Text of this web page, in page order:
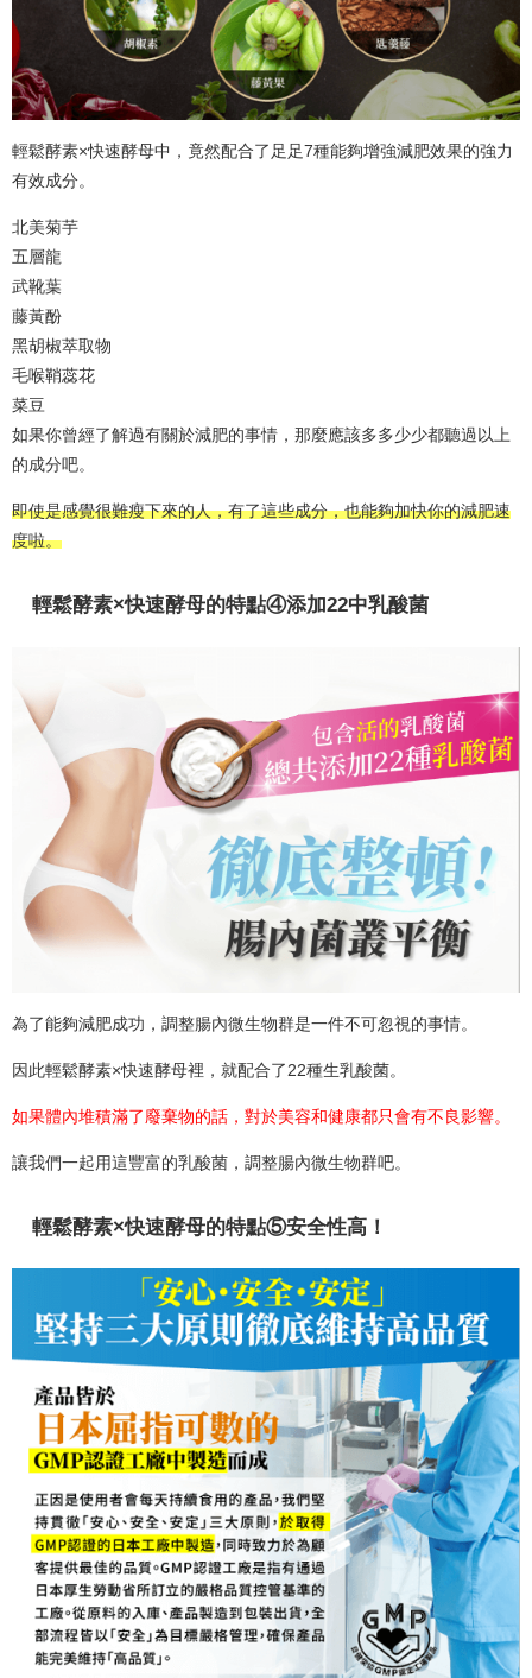
輕鬆酵素×快速酵母中，竟然配合了足足7種能夠增強減肥效果的強力
有效成分。
北美菊芋
五層龍
武靴葉
藤黃酚
黑胡椒萃取物
毛喉鞘蕊花
菜豆
如果你曾經了解過有關於減肥的事情，那麼應該多多少少都聽過以上
的成分吧。
即使是感覺很難瘦下來的人，有了這些成分，也能夠加快你的減肥速
度啦。
輕鬆酵素×快速酵母的特點④添加22中乳酸菌
為了能夠減肥成功，調整腸內微生物群是一件不可忽視的事情。
因此輕鬆酵素×快速酵母裡，就配合了22種生乳酸菌。
如果體內堆積滿了廢棄物的話，對於美容和健康都只會有不良影響。
讓我們一起用這豐富的乳酸菌，調整腸內微生物群吧。
輕鬆酵素×快速酵母的特點⑤安全性高！